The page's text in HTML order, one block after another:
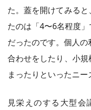
た。蓋を開けてみる
たのは「4〜6名程度
だったのです。個人
合わせをしたり、小
まったりといったニー
見栄えのする大型会